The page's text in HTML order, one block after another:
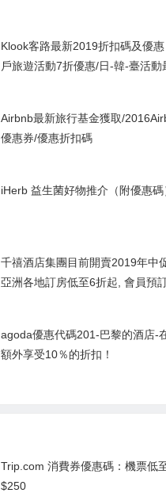
Klook客路最新2019折扣碼及優
戶旅遊活動7折優惠/日-韓-臺活動
Airbnb最新旅行基金獲取/
優惠券/優惠折扣碼
iHerb 益生菌好物推介（附優惠碼
千禧酒店集團目前開賣2019年中
亞洲各地訂房低至6折起, 會員預訂
agoda優惠代碼201-巴黎的酒店-
額外享受10％的折扣！
Trip.com 消費券優惠碼：機票低
$250